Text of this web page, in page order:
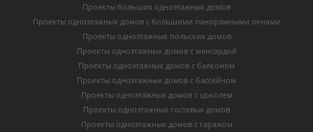
Проекты больших одноэтажных домов
Проекты одноэтажных домов с большими панорамными окнами
Проекты одноэтажных польских домов
Проекты одноэтажных домов с мансардой
Проекты одноэтажных домов с балконом
Проекты одноэтажных домов с бассейном
Проекты одноэтажных домов с цоколем
Проекты одноэтажных гостевых домов
Проекты одноэтажных домов с гаражом